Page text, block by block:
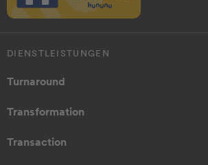
DIENSTLEISTUNGEN
Turnaround
Transformation
Transaction